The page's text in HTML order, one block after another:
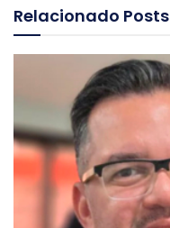
Relacionado Posts